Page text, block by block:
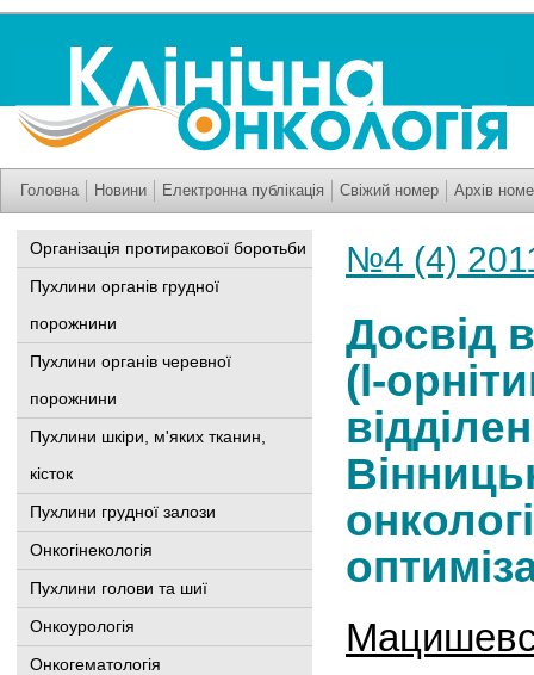
Головна Новини Електронна публікація Свіжий номер Архів
Організація протиракової боротьби
Пухлини органів грудної
порожнини
Пухлини органів черевної
порожнини
Пухлини шкіри, м'яких тканин,
кісток
Пухлини грудної залози
Онкогінекологія
Пухлини голови та шиї
Онкоурологія
Онкогематологія
№4 (4)
Досвід
(l-